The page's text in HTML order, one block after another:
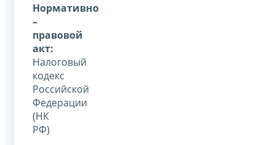
Нормативно
–
правовой
акт:
Налоговый
кодекс
Российской
Федерации
(НК
РФ)